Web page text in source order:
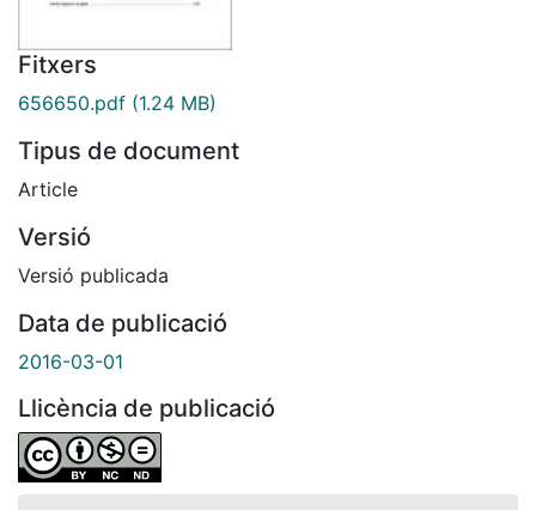
Fitxers
656650.pdf (1.24 MB)
Tipus de document
Article
Versió
Versió publicada
Data de publicació
2016-03-01
Llicència de publicació